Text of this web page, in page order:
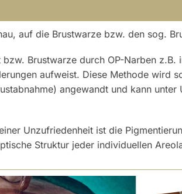
auf die Brustwarze bzw. den sog.
Brustwarze durch OP-Narben z.B.
aufweist. Diese Methode wird
angewandt und kann unter
Unzufriedenheit ist die
Struktur jeder individuellen